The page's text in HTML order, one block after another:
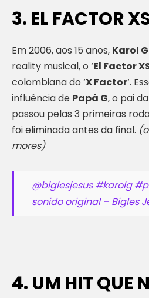
3. EL FACTOR
Em 2006, aos 15 anos, Karol G
reality musical, o ‘El Factor
colombiana do ‘X Factor‘.
influência de Papá G, o pai
passou pelas 3 primeiras
foi eliminada antes da final.
mores)
@biglesjesus #karolg
sonido original – Bigles
4. UM HIT QUE